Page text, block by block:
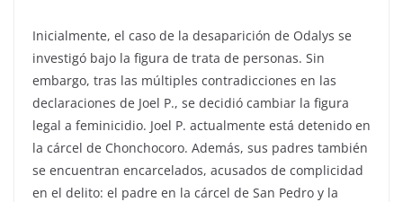
Inicialmente, el caso de la desaparición de Odalys se
investigó bajo la figura de trata de personas. Sin
embargo, tras las múltiples contradicciones en las
declaraciones de Joel P., se decidió cambiar la figura
legal a feminicidio. Joel P. actualmente está detenido en
la cárcel de Chonchocoro. Además, sus padres también
se encuentran encarcelados, acusados de complicidad
en el delito: el padre en la cárcel de San Pedro y la